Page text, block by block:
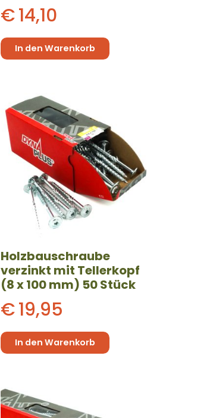
€14,10
In den Warenkorb
Holzbauschraube
verzinkt mit Tellerkopf
(8 x 100 mm) 50 Stück
€19,95
In den Warenkorb